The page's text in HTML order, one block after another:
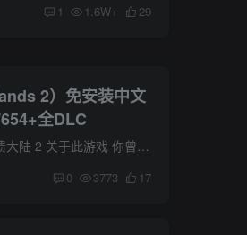
1 1.6W+ 29
2）免安装中文
全DLC
游戏介绍 Steam 上的 崩溃大陆 2 关于此游戏 你曾是叱咤银河，拳打恶势力，脚踢不平事的星际货车司机弗卢克斯·达布斯，但近年来为了恰饭也被公司压榨得筋疲力尽。俗话说卷到水穷处，躺平摆烂时...
0 3773 17